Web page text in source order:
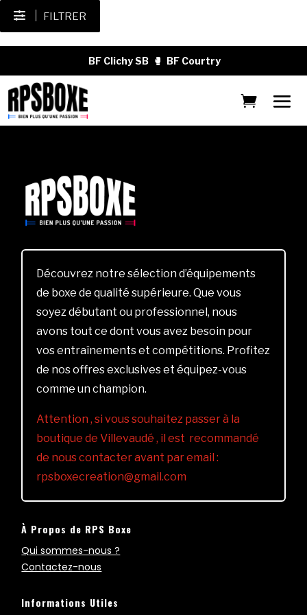
FILTRER
BF Clichy SB 🥊 BF Courtry
Découvrez notre sélection d’équipements
de boxe de qualité supérieure. Que vous
soyez débutant ou professionnel, nous
avons tout ce dont vous avez besoin pour
vos entraînements et compétitions. Profitez
de nos offres exclusives et équipez-vous
comme un champion.
Attention , si vous souhaitez passer à la
boutique de Villevaudé , il est recommandé
de nous contacter avant par email :
rpsboxecreation@gmail.com
À Propos de RPS Boxe
Qui sommes-nous ?
Contactez-nous
Informations Utiles